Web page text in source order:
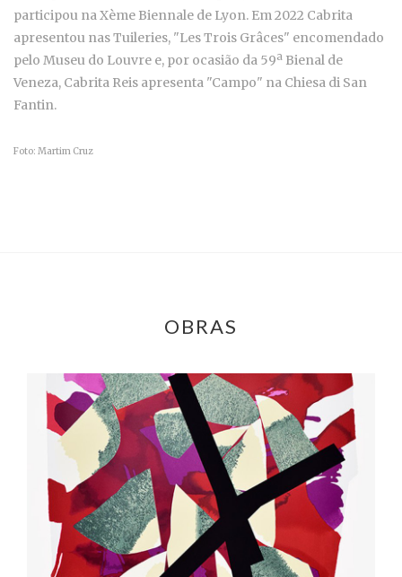
participou na Xème Biennale de Lyon. Em 2022 Cabrita
apresentou nas Tuileries, "Les Trois Grâces" encomendado
pelo Museu do Louvre e, por ocasião da 59ª Bienal de
Veneza, Cabrita Reis apresenta "Campo" na Chiesa di San
Fantin.
Foto: Martim Cruz
OBRAS